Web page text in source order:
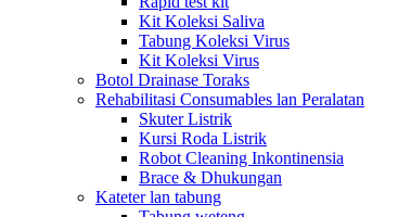
Kit Koleksi Saliva
Tabung Koleksi Virus
Kit Koleksi Virus
Botol Drainase Toraks
Rehabilitasi Consumables lan Peralatan
Skuter Listrik
Kursi Roda Listrik
Robot Cleaning Inkontinensia
Brace & Dhukungan
Kateter lan tabung